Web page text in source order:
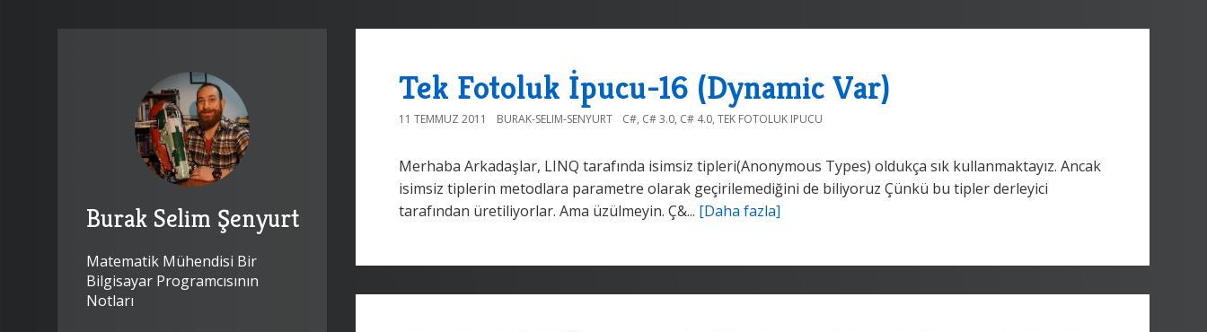
Burak Selim Şenyurt
Matematik Mühendisi Bir
Bilgisayar Programcısının
Notları
Tek Fotoluk İpucu-16 (Dynamic Var)
11 TEMMUZ 2011 BURAK-SELIM-SENYURT C#, C# 3.0, C# 4.0, TEK FOTOLUK IPUCU
Merhaba Arkadaşlar, LINQ tarafında isimsiz tipleri(Anonymous Types) oldukça sık kullanmaktayız. Ancak
isimsiz tiplerin metodlara parametre olarak geçirilemediğini de biliyoruz Çünkü bu tipler derleyici
tarafından üretiliyorlar. Ama üzülmeyin. Ç&... [Daha fazla]